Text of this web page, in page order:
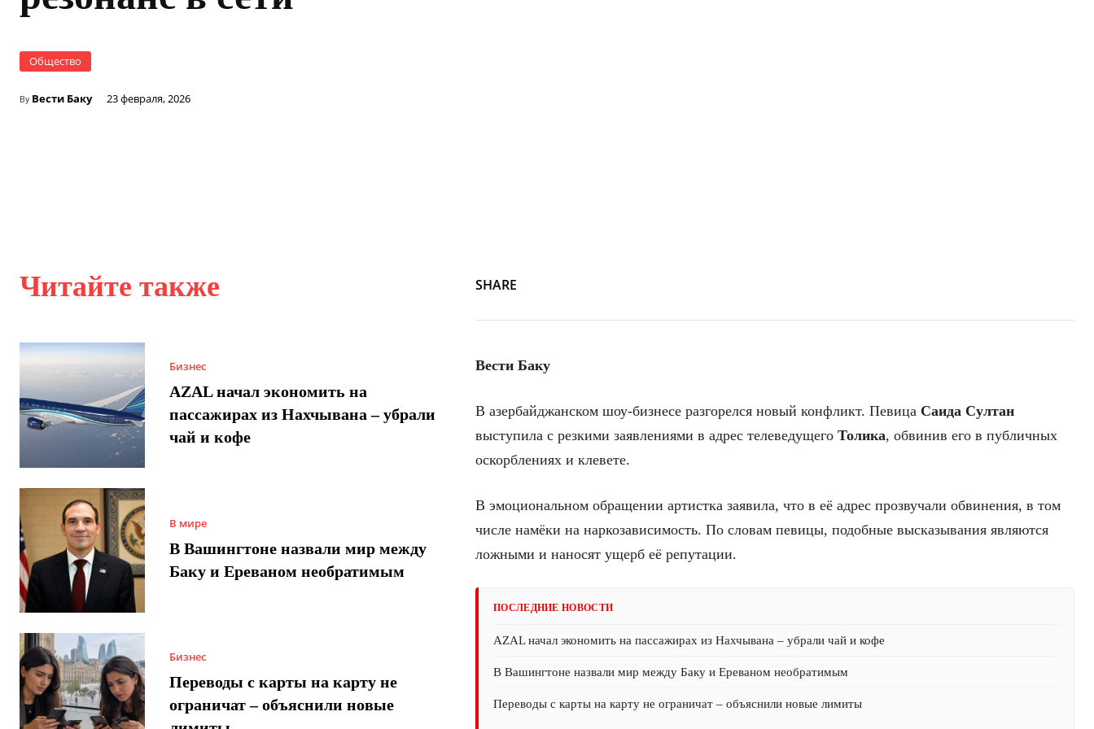
Общество
By Вести Баку 23 февраля, 2026
Читайте также
Бизнес
AZAL начал экономить на
пассажирах из Нахчывана – убрали
чай и кофе
В мире
В Вашингтоне назвали мир между
Баку и Ереваном необратимым
Бизнес
Переводы с карты на карту не
ограничат – объяснили новые
SHARE
Вести Баку
В азербайджанском шоу-бизнесе разгорелся новый конфликт. Певица Саида Султан
выступила с резкими заявлениями в адрес телеведущего Толика, обвинив его в публичных
оскорблениях и клевете.
В эмоциональном обращении артистка заявила, что в её адрес прозвучали обвинения, в том
числе намёки на наркозависимость. По словам певицы, подобные высказывания являются
ложными и наносят ущерб её репутации.
ПОСЛЕДНИЕ НОВОСТИ
AZAL начал экономить на пассажирах из Нахчывана – убрали чай и кофе
В Вашингтоне назвали мир между Баку и Ереваном необратимым
Переводы с карты на карту не ограничат – объяснили новые лимиты